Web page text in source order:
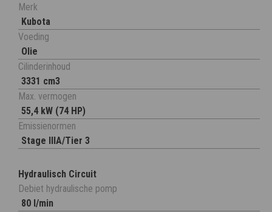
Merk
Kubota
Voeding
Olie
Cilinderinhoud
3331 cm3
Max. vermogen
55,4 kW (74 HP)
Emissienormen
Stage IIIA/Tier 3
Hydraulisch Circuit
Debiet hydraulische pomp
80 l/min